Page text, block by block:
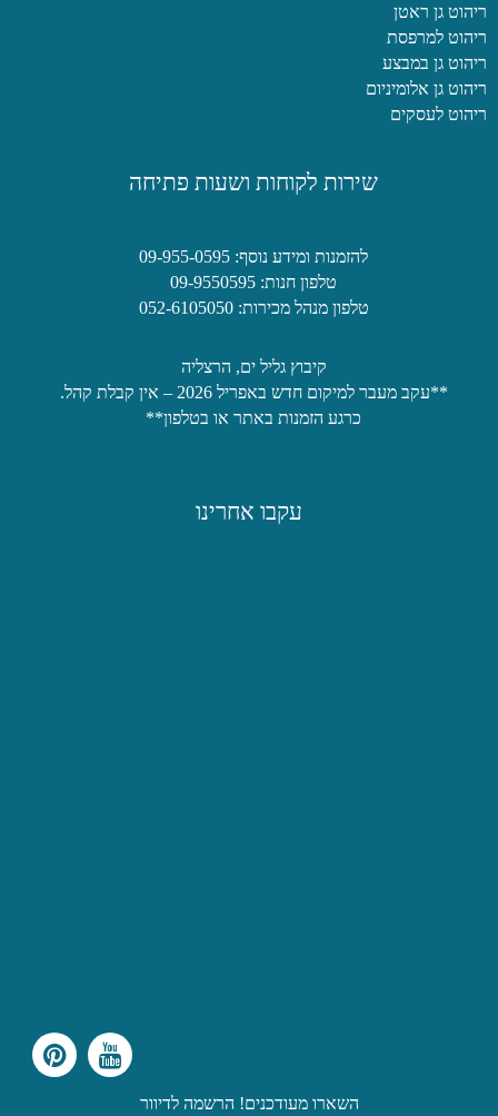
ריהוט גן ראטן
ריהוט למרפסת
ריהוט גן במבצע
ריהוט גן אלומיניום
ריהוט לעסקים
שירות לקוחות ושעות פתיחה
להזמנות ומידע נוסף: 09-955-0595
טלפון חנות: 09-9550595
טלפון מנהל מכירות: 052-6105050
קיבוץ גליל ים, הרצליה
**עקב מעבר למיקום חדש באפריל 2026 – אין קבלת קהל.
כרגע הזמנות באתר או בטלפון**
עקבו אחרינו
השארו מעודכנים! הרשמה לדיוור